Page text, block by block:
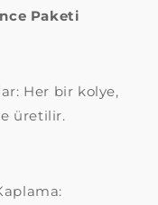
Paketi
Her bir kolye,
üretilir.